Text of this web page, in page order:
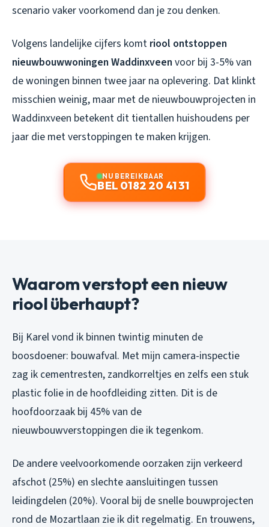
scenario vaker voorkomend dan je zou denken.
Volgens landelijke cijfers komt riool ontstoppen
nieuwbouwwoningen Waddinxveen voor bij 3-5% van
de woningen binnen twee jaar na oplevering. Dat klinkt
misschien weinig, maar met de nieuwbouwprojecten in
Waddinxveen betekent dit tientallen huishoudens per
jaar die met verstoppingen te maken krijgen.
NU BEREIKBAAR
BEL 0182 20 41 31
Waarom verstopt een nieuw
riool überhaupt?
Bij Karel vond ik binnen twintig minuten de
boosdoener: bouwafval. Met mijn camera-inspectie
zag ik cementresten, zandkorreltjes en zelfs een stuk
plastic folie in de hoofdleiding zitten. Dit is de
hoofdoorzaak bij 45% van de
nieuwbouwverstoppingen die ik tegenkom.
De andere veelvoorkomende oorzaken zijn verkeerd
afschot (25%) en slechte aansluitingen tussen
leidingdelen (20%). Vooral bij de snelle bouwprojecten
rond de Mozartlaan zie ik dit regelmatig. En trouwens,